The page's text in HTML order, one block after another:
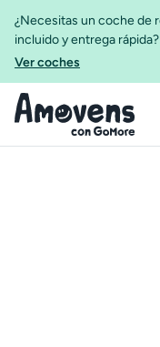
¿Necesitas un coche de
incluido y entrega rápida?
Ver coches